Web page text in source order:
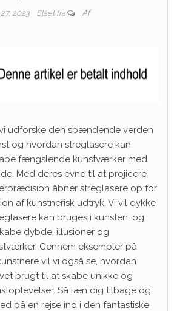
2023 Slået fra Af
udforske den spændende verden
og hvordan streglasere kan
fængslende kunstværker med
Med deres evne til at projicere
åbner streglasere op for
af kunstnerisk udtryk. Vi vil dykke
kan bruges i kunsten, og
dybde, illusioner og
Gennem eksempler på
vil vi også se, hvordan
brugt til at skabe unikke og
Så læn dig tilbage og
på en rejse ind i den fantastiske